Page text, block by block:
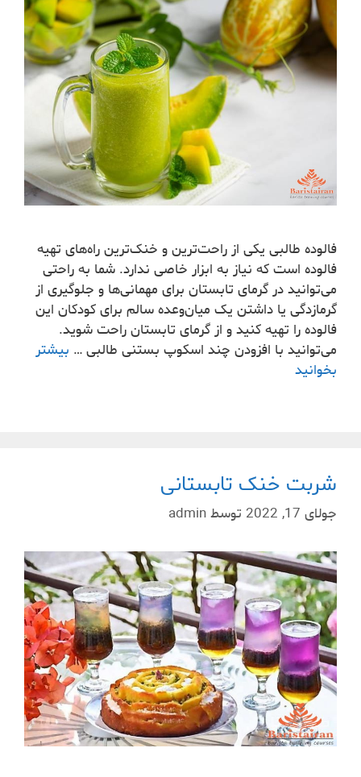
فالوده طالبی یکی از راحت‌ترین و خنک‌ترین راه‌‌های تهیه
فالوده است که نیاز به ابزار خاصی ندارد. شما به راحتی‌
می‌توانید در گرمای تابستان برای مهمانی‌‌ها و جلوگیری از
گرمازدگی یا داشتن یک میان‌وعده سالم برای کودکان این
فالوده را تهیه کنید و از گرمای تابستان راحت شوید.‌
می‌توانید با افزودن چند اسکوپ بستنی طالبی … بیشتر
بخوانید
شربت خنک تابستانی
جولای 17, 2022 توسطadmin